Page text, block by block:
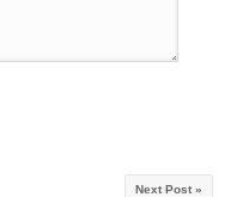
Next Post »